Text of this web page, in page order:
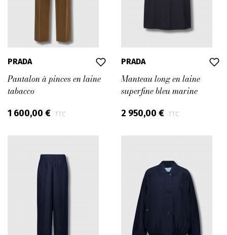
PRADA
Pantalon à pinces en laine
tabacco
1 600,00 € TTC
PRADA
Manteau long en laine
superfine bleu marine
2 950,00 € TTC